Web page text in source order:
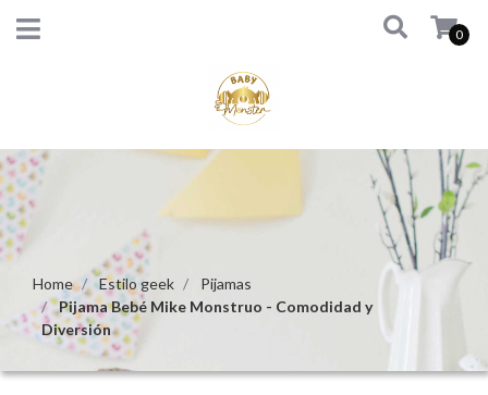
0
Home Estilo geek
Pijamas
Pijama Bebé Mike Monstruo - Comodidad y
Diversión